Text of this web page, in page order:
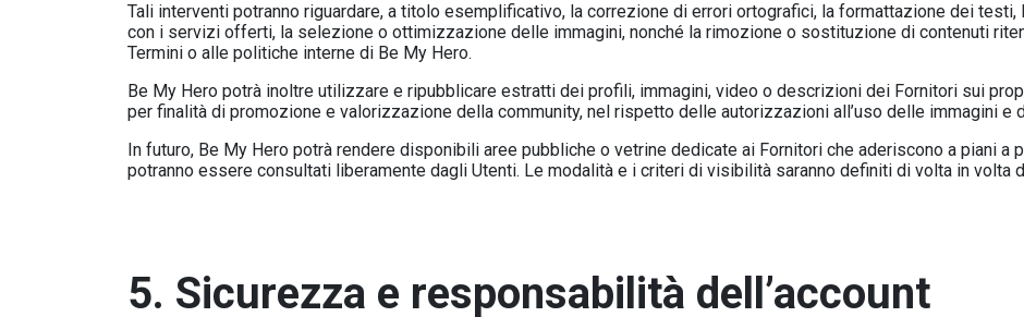
Tali interventi potranno riguardare, a titolo esemplificativo, la correzione di errori ortografici, la formattazione dei
con i servizi offerti, la selezione o ottimizzazione delle immagini, nonché la rimozione o sostituzione di contenuti
Termini o alle politiche interne di Be My Hero.
Be My Hero potrà inoltre utilizzare e ripubblicare estratti dei profili, immagini, video o descrizioni dei Fornitori sui
per finalità di promozione e valorizzazione della community, nel rispetto delle autorizzazioni all’uso delle immagini e
In futuro, Be My Hero potrà rendere disponibili aree pubbliche o vetrine dedicate ai Fornitori che aderiscono a piani a
potranno essere consultati liberamente dagli Utenti. Le modalità e i criteri di visibilità saranno definiti di volta in volta
5. Sicurezza e responsabilità dell’account